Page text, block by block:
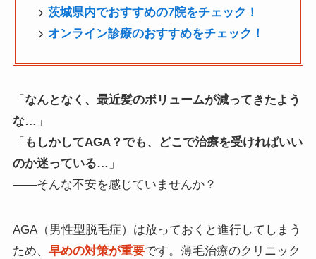
茨城県内でおすすめの7院をチェック！
オンライン診療のおすすめをチェック！
「 なんとなく、最近髪のボリュームが減ってきたよう
な… 」
「 もしかしてAGA？でも、どこで治療を受ければいい
のか迷っている… 」
――そんな不安を感じていませんか？
AGA（男性型脱毛症）は放っておくと進行してしまう
ため、 早めの対策が重要です。薄毛治療のクリニック